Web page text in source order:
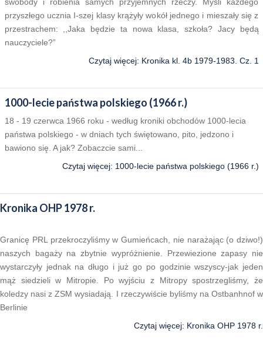
przyszłego ucznia I-szej klasy krążyły wokół jednego i mieszały się z
przestrachem: ,,Jaka będzie ta nowa klasa, szkoła? Jacy będą
nauczyciele?”
Czytaj więcej: Kronika kl. 4b 1979-1983. Cz. 1
1000-lecie państwa polskiego (1966 r.)
18 - 19 czerwca 1966 roku - według kroniki obchodów 1000-lecia
państwa polskiego - w dniach tych świętowano, pito, jedzono i
bawiono się. A jak? Zobaczcie sami...
Czytaj więcej: 1000-lecie państwa polskiego (1966 r.)
Kronika OHP 1978 r.
Granicę PRL przekroczyliśmy w Gumieńcach, nie narażając (o dziwo!)
naszych bagaży na zbytnie wypróżnienie. Przewiezione zapasy nie
wystarczyły jednak na długo i już go po godzinie wszyscy-jak jeden
mąż siedzieli w Mitropie. Po wyjściu z Mitropy spostrzegliśmy, że
koledzy nasi z ZSM wysiadają. I rzeczywiście byliśmy na Ostbanhnof w
Berlinie
Czytaj więcej: Kronika OHP 1978 r.